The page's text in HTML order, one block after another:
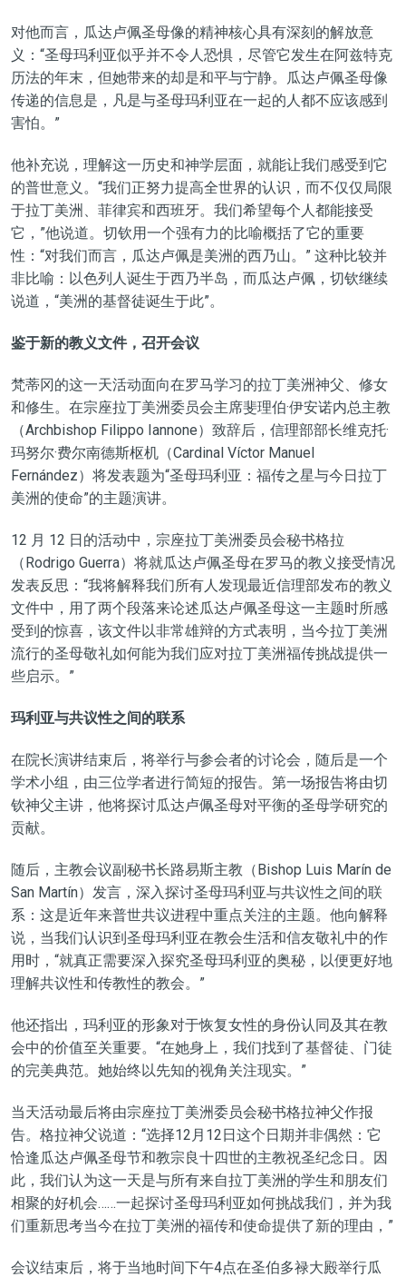
对他而言，瓜达卢佩圣母像的精神核心具有深刻的解放意
义：“圣母玛利亚似乎并不令人恐惧，尽管它发生在阿兹特克
历法的年末，但她带来的却是和平与宁静。瓜达卢佩圣母像
传递的信息是，凡是与圣母玛利亚在一起的人都不应该感到
害怕。”
他补充说，理解这一历史和神学层面，就能让我们感受到它
的普世意义。“我们正努力提高全世界的认识，而不仅仅局限
于拉丁美洲、菲律宾和西班牙。我们希望每个人都能接受
它，”他说道。切钦用一个强有力的比喻概括了它的重要
性：“对我们而言，瓜达卢佩是美洲的西乃山。” 这种比较并
非比喻：以色列人诞生于西乃半岛，而瓜达卢佩，切钦继续
说道，“美洲的基督徒诞生于此”。
鉴于新的教义文件，召开会议
梵蒂冈的这一天活动面向在罗马学习的拉丁美洲神父、修女
和修生。在宗座拉丁美洲委员会主席斐理伯·伊安诺内总主教
（Archbishop Filippo Iannone）致辞后，信理部部长维克托·
玛努尔·费尔南德斯枢机（Cardinal Víctor Manuel
Fernández）将发表题为“圣母玛利亚：福传之星与今日拉丁
美洲的使命”的主题演讲。
12 月 12 日的活动中，宗座拉丁美洲委员会秘书格拉
（Rodrigo Guerra）将就瓜达卢佩圣母在罗马的教义接受情况
发表反思：“我将解释我们所有人发现最近信理部发布的教义
文件中，用了两个段落来论述瓜达卢佩圣母这一主题时所感
受到的惊喜，该文件以非常雄辩的方式表明，当今拉丁美洲
流行的圣母敬礼如何能为我们应对拉丁美洲福传挑战提供一
些启示。”
玛利亚与共议性之间的联系
在院长演讲结束后，将举行与参会者的讨论会，随后是一个
学术小组，由三位学者进行简短的报告。第一场报告将由切
钦神父主讲，他将探讨瓜达卢佩圣母对平衡的圣母学研究的
贡献。
随后，主教会议副秘书长路易斯主教（Bishop Luis Marín de
San Martín）发言，深入探讨圣母玛利亚与共议性之间的联
系：这是近年来普世共议进程中重点关注的主题。他向解释
说，当我们认识到圣母玛利亚在教会生活和信友敬礼中的作
用时，“就真正需要深入探究圣母玛利亚的奥秘，以便更好地
理解共议性和传教性的教会。”
他还指出，玛利亚的形象对于恢复女性的身份认同及其在教
会中的价值至关重要。“在她身上，我们找到了基督徒、门徒
的完美典范。她始终以先知的视角关注现实。”
当天活动最后将由宗座拉丁美洲委员会秘书格拉神父作报
告。格拉神父说道：“选择12月12日这个日期并非偶然：它
恰逢瓜达卢佩圣母节和教宗良十四世的主教祝圣纪念日。因
此，我们认为这一天是与所有来自拉丁美洲的学生和朋友们
相聚的好机会……一起探讨圣母玛利亚如何挑战我们，并为我
们重新思考当今在拉丁美洲的福传和使命提供了新的理由，”
会议结束后，将于当地时间下午4点在圣伯多禄大殿举行瓜